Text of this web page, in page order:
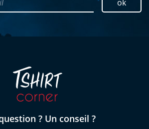
ok
? Un conseil ?